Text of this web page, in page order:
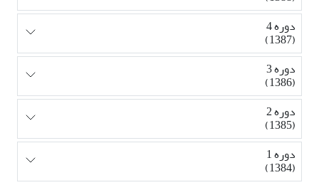
دوره 4
(1387)
دوره 3
(1386)
دوره 2
(1385)
دوره 1
(1384)